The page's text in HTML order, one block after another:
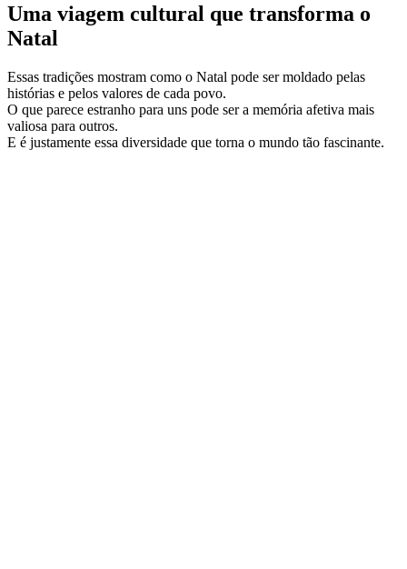
Uma viagem cultural que transforma o
Natal
Essas tradições mostram como o Natal pode ser moldado pelas
histórias e pelos valores de cada povo.
O que parece estranho para uns pode ser a memória afetiva mais
valiosa para outros.
E é justamente essa diversidade que torna o mundo tão fascinante.